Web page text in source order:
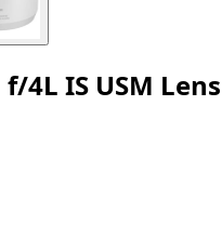
4L IS USM Lens